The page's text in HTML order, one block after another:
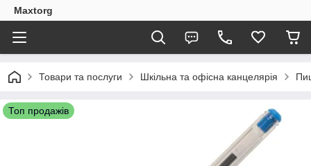
Maxtorg
Товари та послуги Шкільна та офісна канцелярія
Топ продажів